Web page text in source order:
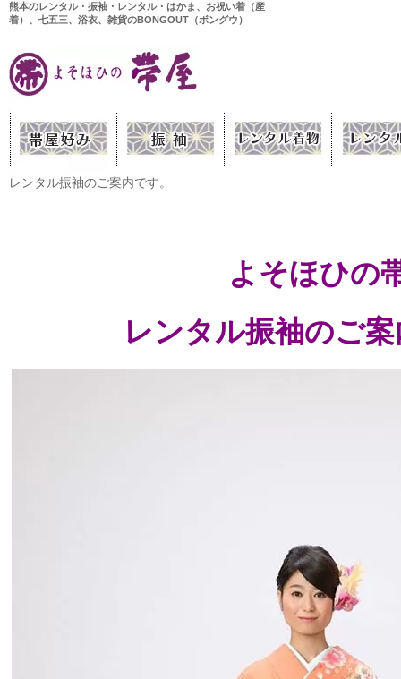
熊本のレンタル・振袖・レンタル・はかま、お祝い着（産
着）、七五三、浴衣、雑貨のBONGOUT（ボングウ）
レンタル振袖のご案内です。
よそほひの
レンタル振袖のご